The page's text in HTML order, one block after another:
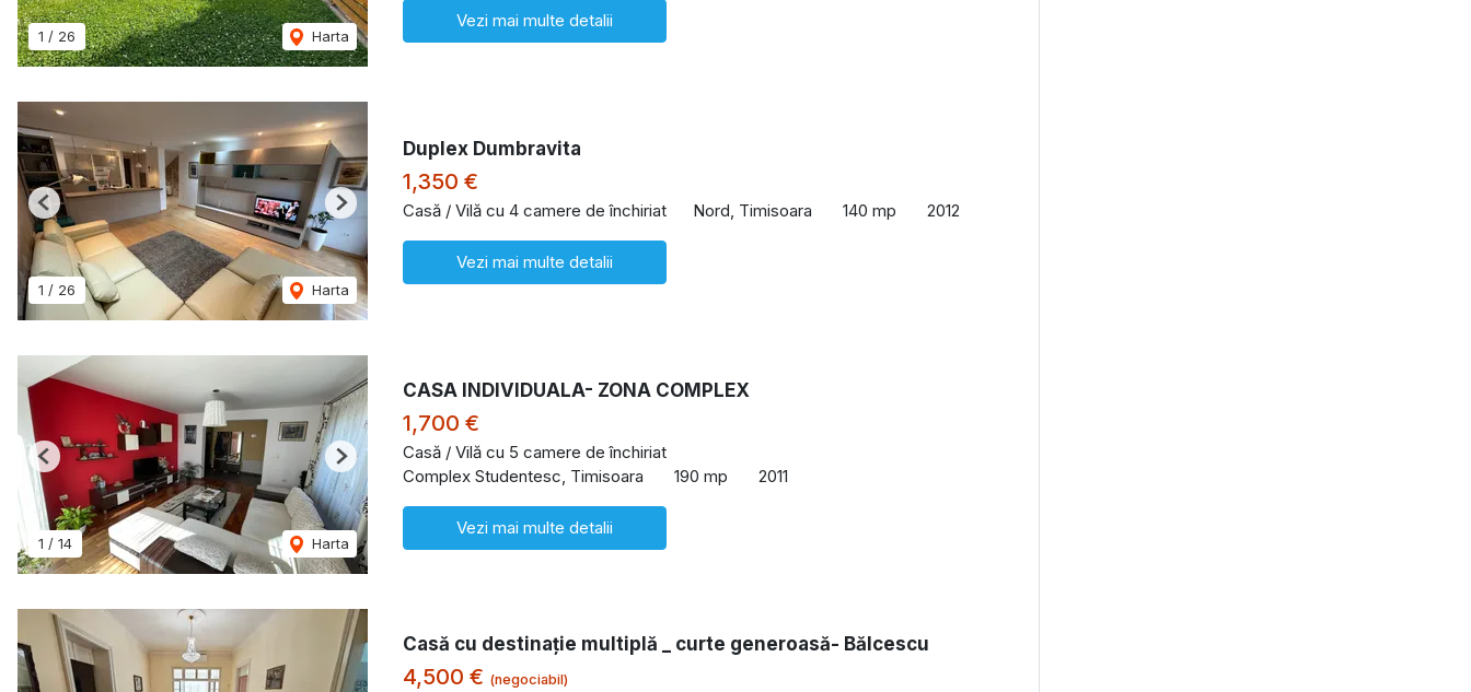
1 / 26 Harta
Vezi mai multe detalii
1 / 26 Harta
Previous Next
Duplex Dumbravita
1,350 €
Casă / Vilă cu 4 camere de închiriat Nord, Timisoara 140 mp 2012
Vezi mai multe detalii
1 / 14 Harta
Previous Next
CASA INDIVIDUALA- ZONA COMPLEX
1,700 €
Casă / Vilă cu 5 camere de închiriat
Complex Studentesc, Timisoara
190 mp 2011
Vezi mai multe detalii
Casă cu destinație multiplă _ curte generoasă- Bălcescu
4,500 € (negociabil)